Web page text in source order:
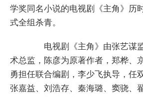
学奖同名小说的电视剧《主角》历
式全组杀青。
电视剧《主角》由张艺谋
术总监，陈彦为原著作者，郑桦、
勇担任联合编剧，李少飞执导，任
张嘉益、刘浩存、秦海璐、窦骁、